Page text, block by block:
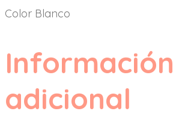
Color Blanco
Información
adicional